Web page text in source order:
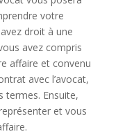
votre
droit à une
avez compris
affaire et convenu
avec l’avocat,
termes. Ensuite,
et vous